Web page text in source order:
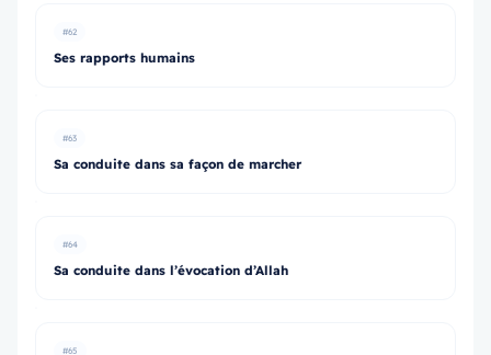
#62
Ses rapports humains
#63
Sa conduite dans sa façon de marcher
#64
Sa conduite dans l’évocation d’Allah
#65